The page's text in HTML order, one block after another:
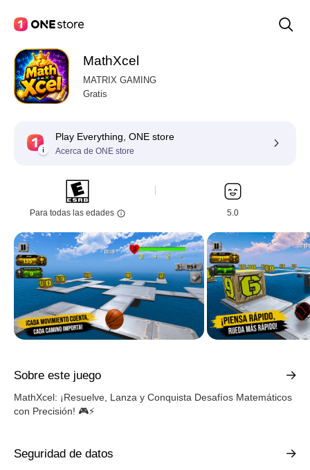
MathXcel
MATRIX GAMING
Gratis
Play Everything, ONE store
Acerca de ONE store
Para todas las edades 5.0
Sobre este juego
MathXcel: ¡Resuelve, Lanza y Conquista Desafíos Matemáticos
con Precisión! 🎮⚡
Seguridad de datos